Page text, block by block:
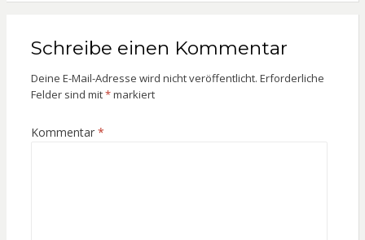
Schreibe einen Kommentar
Deine E-Mail-Adresse wird nicht veröffentlicht. Erforderliche
Felder sind mit*markiert
Kommentar *